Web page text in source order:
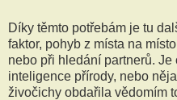
Díky těmto potřebám je tu
faktor, pohyb z místa na
nebo při hledání partnerů. Je
inteligence přírody, nebo
živočichy obdařila vědomím